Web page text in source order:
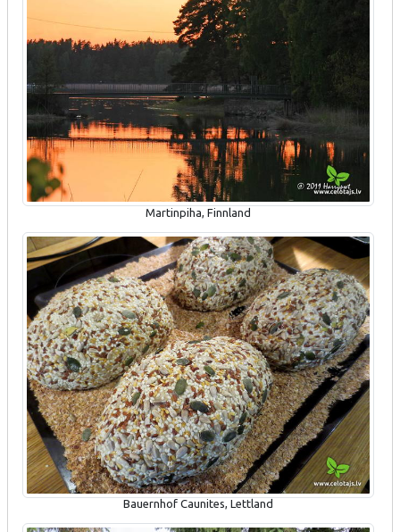
Martinpiha, Finnland
Bauernhof Caunites, Lettland